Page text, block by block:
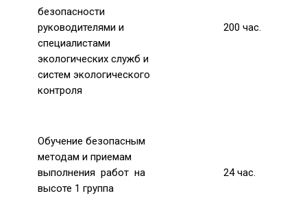
безопасности
руководителями и
специалистами
экологических служб и
систем экологического
контроля
200час.
Обучение безопасным
методам и приемам
выполнения работ на
высоте 1 группа
24час.